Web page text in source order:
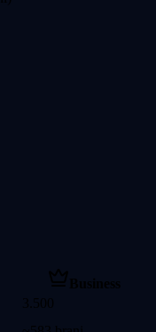
Business
3.500